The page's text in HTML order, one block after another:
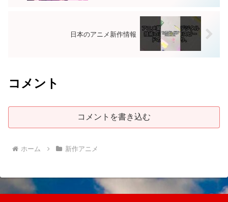
日本のアニメ新作情報
コメント
コメントを書き込む
ホーム 新作アニメ